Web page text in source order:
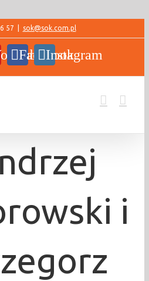
57 sok@sok.com.pl
FacebookInstagram
i